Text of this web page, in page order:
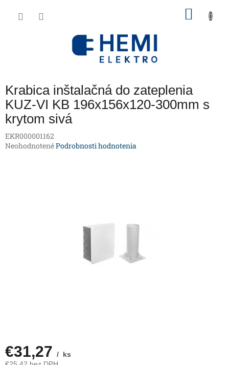
Krabica inštalačná do zateplenia
KUZ-VI KB 196x156x120-300mm s
krytom sivá
EKR000001162
Priemerné
NeohodnotenéPodrobnosti hodnotenia
€31,27 / ks